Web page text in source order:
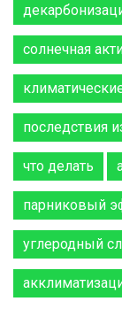
солнечная
последствия
что делать
парниковый
углеродный